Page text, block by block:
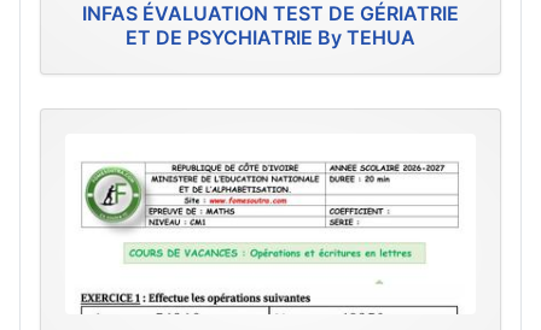
INFAS ÉVALUATION TEST DE GÉRIATRIE
ET DE PSYCHIATRIE By TEHUA